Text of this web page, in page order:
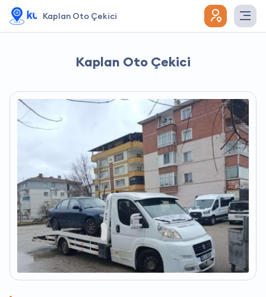
Kaplan Oto Çekici
Kaplan Oto Çekici